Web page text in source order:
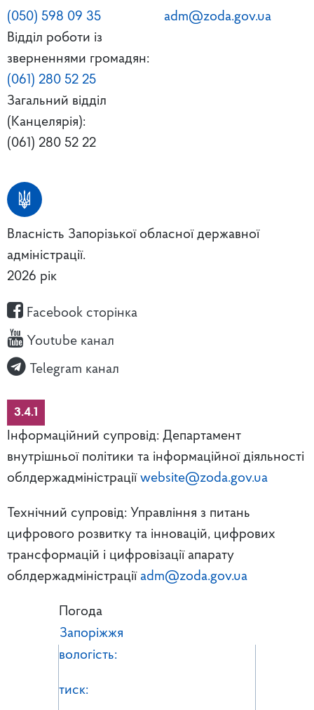
(050) 598 09 35
Відділ роботи із
зверненнями громадян:
(061) 280 52 25
Загальний відділ
(Канцелярія):
(061) 280 52 22
adm@zoda.gov.ua
Власність Запорізької обласної державної
адміністрації.
2026 рік
Facebook сторінка
Youtube канал
Telegram канал
3.4.1
Інформаційний супровід: Департамент
внутрішньої політики та інформаційної діяльності
облдержадміністрації website@zoda.gov.ua
Технічний супровід: Управління з питань
цифрового розвитку та інновацій, цифрових
трансформацій і цифровізації апарату
облдержадміністрації adm@zoda.gov.ua
Погода
Запоріжжя
вологість:
тиск: